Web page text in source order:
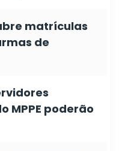
matrículas
de
MPPE poderão